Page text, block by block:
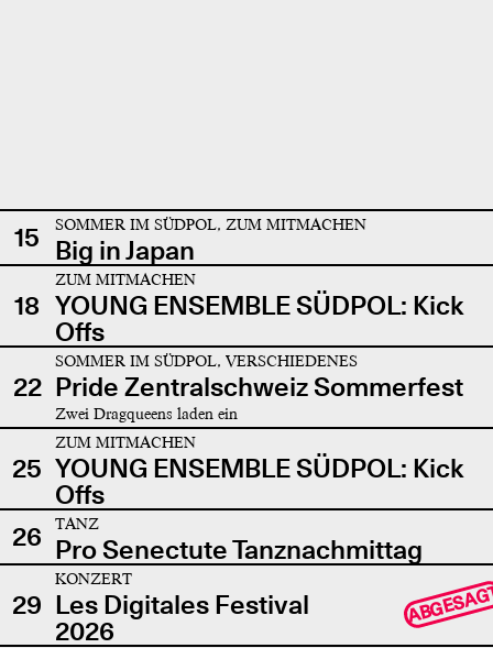
15 SOMMER IM SÜDPOL, ZUM MITMACHEN
Big in Japan
18
ZUM MITMACHEN
YOUNG ENSEMBLE SÜDPOL: Kick
Offs
22
SOMMER IM SÜDPOL, VERSCHIEDENES
Pride Zentralschweiz Sommerfest
Zwei Dragqueens laden ein
25
ZUM MITMACHEN
YOUNG ENSEMBLE SÜDPOL: Kick
Offs
26
TANZ
Pro Senectute Tanznachmittag
29
KONZERT
Les Digitales Festival
2026